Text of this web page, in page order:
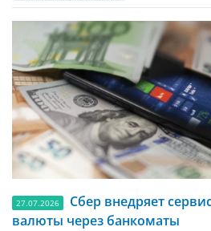
27.07.2026
Сбер внедряет
валюты через банкоматы